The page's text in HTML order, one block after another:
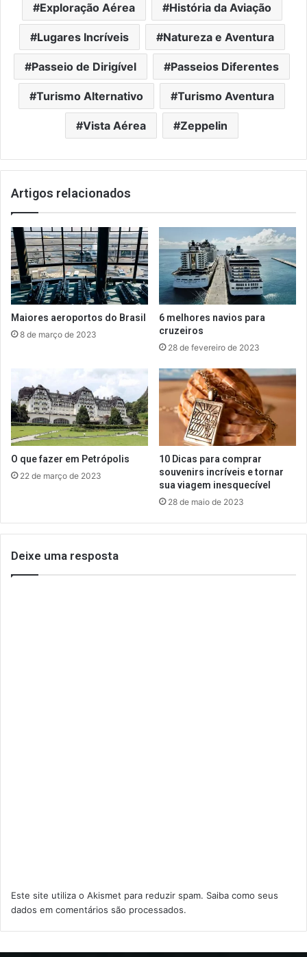
Exploração Aérea História da Aviação
Lugares Incríveis Natureza e Aventura
Passeio de Dirigível Passeios Diferentes
Turismo Alternativo Turismo Aventura
Vista Aérea Zeppelin
Artigos relacionados
Maiores aeroportos do Brasil
8 de março de 2023
6 melhores navios para
cruzeiros
28 de fevereiro de 2023
O que fazer em Petrópolis
22 de março de 2023
10 Dicas para comprar
souvenirs incríveis e tornar
sua viagem inesquecível
28 de maio de 2023
Deixe uma resposta
Este site utiliza o Akismet para reduzir spam. Saiba como seus
dados em comentários são processados.